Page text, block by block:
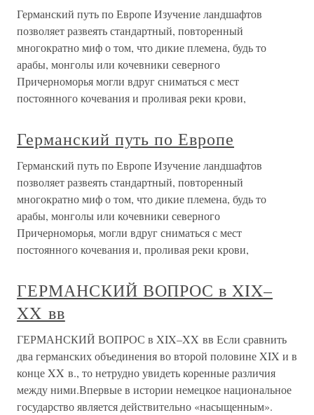
Германский путь по Европе Изучение ландшафтов
позволяет развеять стандартный, повторенный
многократно миф о том, что дикие племена, будь то
арабы, монголы или кочевники северного
Причерноморья могли вдруг сниматься с мест
постоянного кочевания и проливая реки крови,
Германский путь по Европе
Германский путь по Европе Изучение ландшафтов
позволяет развеять стандартный, повторенный
многократно миф о том, что дикие племена, будь то
арабы, монголы или кочевники северного
Причерноморья, могли вдруг сниматься с мест
постоянного кочевания и, проливая реки крови,
ГЕРМАНСКИЙ ВОПРОС в XIX–
XX вв
ГЕРМАНСКИЙ ВОПРОС в XIX–XX вв Если сравнить
два германских объединения во второй половине XIX и в
конце XX в., то нетрудно увидеть коренные различия
между ними.Впервые в истории немецкое национальное
государство является действительно «насыщенным».